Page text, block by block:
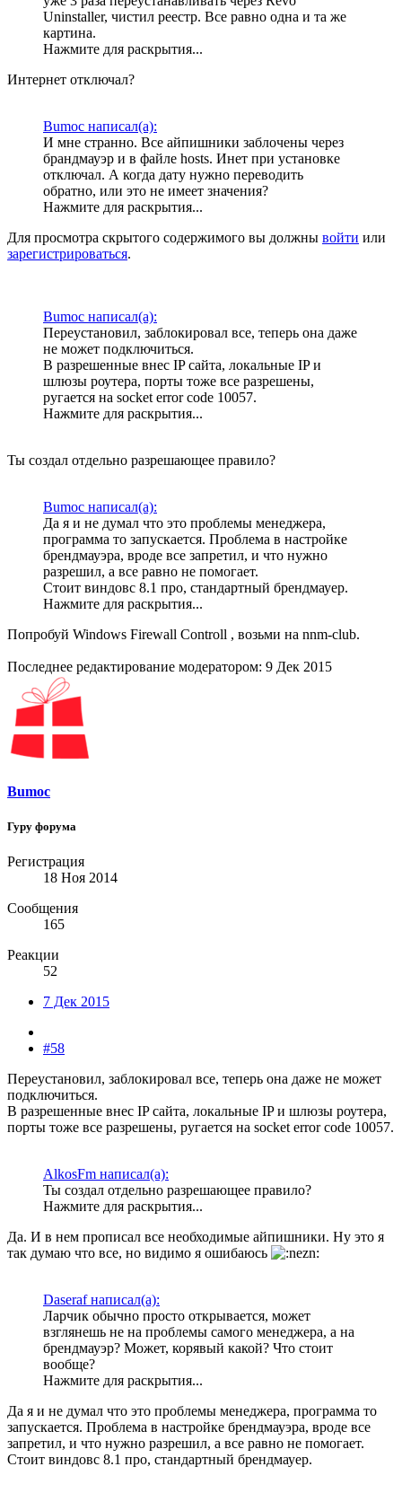
Uninstaller, чистил реестр. Все равно одна и та же
картина.
Нажмите для раскрытия...
Интернет отключал?
Bumoc написал(а):
И мне странно. Все айпишники заблочены через
брандмауэр и в файле hosts. Инет при установке
отключал. А когда дату нужно переводить
обратно, или это не имеет значения?
Нажмите для раскрытия...
Для просмотра скрытого содержимого вы должны войти или
зарегистрироваться.
Bumoc написал(а):
Переустановил, заблокировал все, теперь она даже
не может подключиться.
В разрешенные внес IP сайта, локальные IP и
шлюзы роутера, порты тоже все разрешены,
ругается на socket error code 10057.
Нажмите для раскрытия...
Ты создал отдельно разрешающее правило?
Bumoc написал(а):
Да я и не думал что это проблемы менеджера,
программа то запускается. Проблема в настройке
брендмауэра, вроде все запретил, и что нужно
разрешил, а все равно не помогает.
Стоит виндовс 8.1 про, стандартный брендмауер.
Нажмите для раскрытия...
Попробуй Windows Firewall Controll , возьми на nnm-club.
Последнее редактирование модератором: 9 Дек 2015
Bumoc
Гуру форума
Регистрация
18 Ноя 2014
Сообщения
165
Реакции
52
7 Дек 2015
#58
Переустановил, заблокировал все, теперь она даже не может
подключиться.
В разрешенные внес IP сайта, локальные IP и шлюзы роутера,
порты тоже все разрешены, ругается на socket error code 10057.
AlkosFm написал(а):
Ты создал отдельно разрешающее правило?
Нажмите для раскрытия...
Да. И в нем прописал все необходимые айпишники. Ну это я
так думаю что все, но видимо я ошибаюсь
Daseraf написал(а):
Ларчик обычно просто открывается, может
взглянешь не на проблемы самого менеджера, а на
брендмауэр? Может, корявый какой? Что стоит
вообще?
Нажмите для раскрытия...
Да я и не думал что это проблемы менеджера, программа то
запускается. Проблема в настройке брендмауэра, вроде все
запретил, и что нужно разрешил, а все равно не помогает.
Стоит виндовс 8.1 про, стандартный брендмауер.